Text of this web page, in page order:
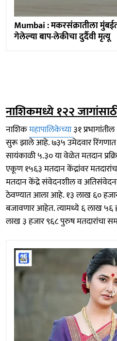
Mumbai : मकरसंक्रातीला
गेलेल्या बाप-लेकीचा दुर्दैवी मृत्यू
नाशिकमध्ये १२२
नाशिकमहापालिकेच्या३१
सुरू झाले आहे. ७३५ उमेदवार
सायंकाळी ५.३० या वेळेत मतदान
एकूण १५६३ मतदान केंद्रांवर
मतदान केंद्रे संवेदनशील व
ठेवण्यात आला आहे. १३ लाख ६०
बजावणार आहेत. त्यामध्ये ६ लाख ५६
लाख ३ हजार ९६८ पुरुष मतदारांचा